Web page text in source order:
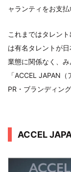
ャランティをお支
これまではタレン
は有名タレントが
業態に関係なく、み
「ACCEL JAPAN
PR・ブランディン
ACCEL